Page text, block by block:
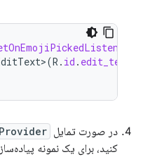
(R . id . edit_text
در صورت تمایل
کنید، برای یک نمونه